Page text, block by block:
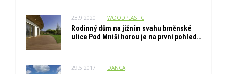
23.9.2020 WOODPLASTIC
Rodinný dům na jižním svahu brněnské
ulice Pod Mniší horou je na první pohled…
29.5.2017 DANCA